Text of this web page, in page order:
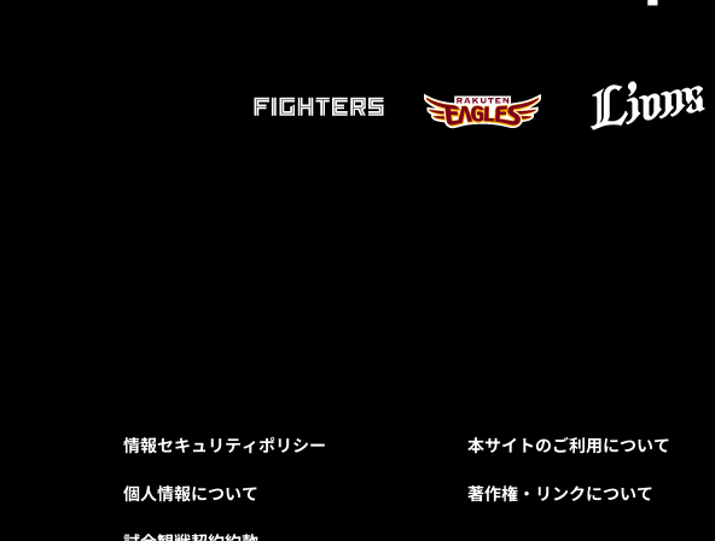
情報セキュリティポリシー
個人情報について
本サイトのご利用について
著作権・リンクについて